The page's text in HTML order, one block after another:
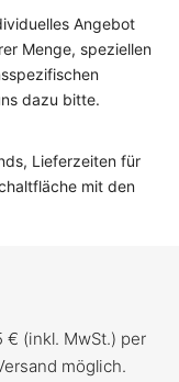
Angebot
Menge, speziellen
dazu bitte.
Lieferzeiten für
mit den
€ (inkl. MwSt.) per
möglich.